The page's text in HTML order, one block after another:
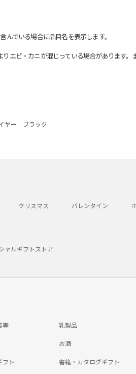
でいる場合に品目名を表示します。
ビ・カニが混じっている場合があります。
ヤー ブラック
クリスマス バレンタイン
ャルギフトストア
等 乳製品
お酒
フト 書籍・カタログギフト